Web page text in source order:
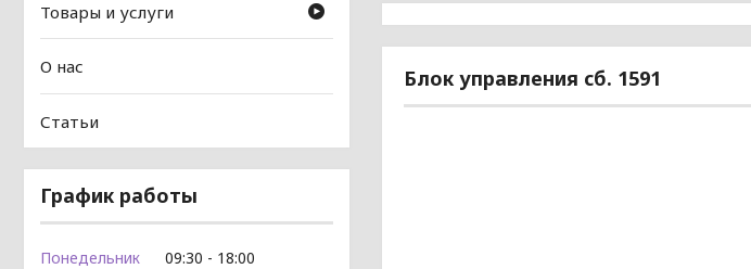
Блок управления сб. 1591
Товары и услуги
О нас
Статьи
График работы
Понедельник 09:30
18:00